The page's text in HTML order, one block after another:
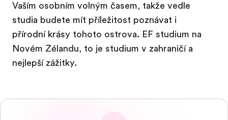
Vaším osobním volným časem, takže vedle
studia budete mít příležitost poznávat i
přírodní krásy tohoto ostrova. EF studium na
Novém Zélandu, to je studium v zahraničí a
nejlepší zážitky.